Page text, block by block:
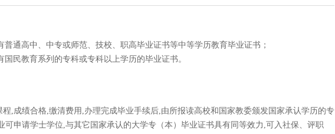
普通高中、中专或师范、技校、职高毕业证书等中等学历教育毕业证书；
国民教育系列的专科或专科以上学历的毕业证书。
,成绩合格,缴清费用,办理完成毕业手续后,由所报读高校和国家教委颁发国家承认学历的专
可申请学士学位,与其它国家承认的大学专（本）毕业证书具有同等效力,可入社保、评职